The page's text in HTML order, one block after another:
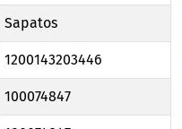
Sapatos
1200143203446
100074847